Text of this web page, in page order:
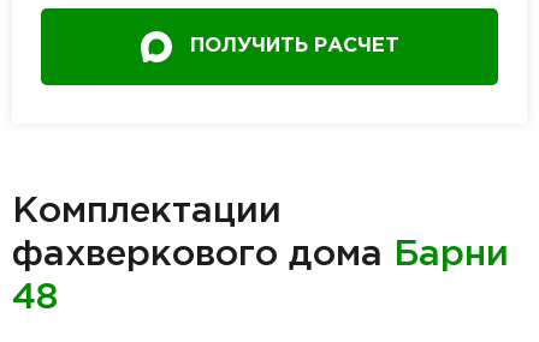
ПОЛУЧИТЬ РАСЧЕТ
Комплектации
фахверкового дома
Барни
48